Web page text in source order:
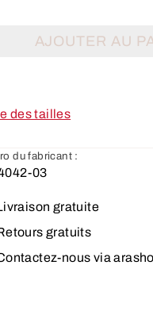
AJOUTER AU
des tailles
du fabricant :
03
gratuite
gratuits
nous via